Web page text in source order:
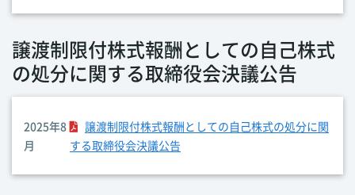
譲渡制限付株式報酬としての自己株式
の処分に関する取締役会決議公告
2025年8
月
譲渡制限付株式報酬としての自己株式の処分に関
する取締役会決議公告